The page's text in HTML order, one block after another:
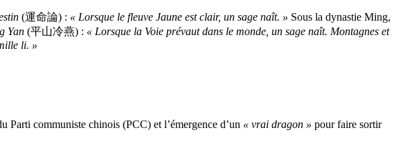
(運命論) : « Lorsque le fleuve Jaune est clair, un sage naît. » Sous la dynastie Ming,
Yan (平山冷燕) : « Lorsque la Voie prévaut dans le monde, un sage naît. Montagnes et
li. »
Parti communiste chinois (PCC) et l’émergence d’un « vrai dragon » pour faire sortir